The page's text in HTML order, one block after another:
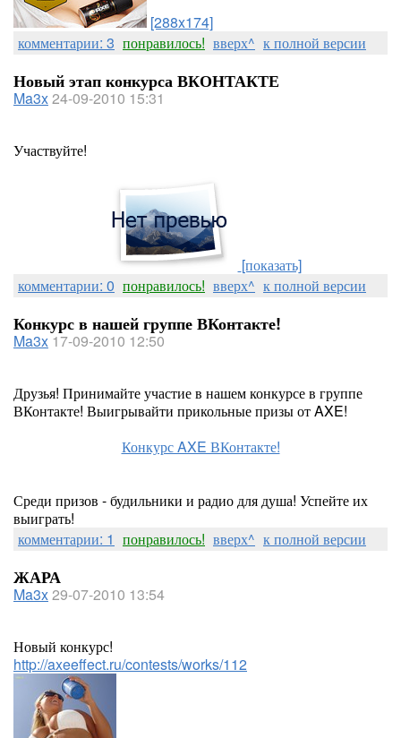
[288x174]
комментарии: 3 понравилось! вверх^ к полной версии
Новый этап конкурса ВКОНТАКТЕ
Ma3x24-09-2010 15:31
Участвуйте!
[показать]
комментарии: 0 понравилось! вверх^ к полной версии
Конкурс в нашей группе ВКонтакте!
Ma3x 17-09-2010 12:50
Друзья! Принимайте участие в нашем конкурсе в группе
ВКонтакте! Выигрывайти прикольные призы от AXE!
Конкурс AXE ВКонтакте!
Среди призов - будильники и радио для душа! Успейте их
выиграть!
комментарии: 1 понравилось! вверх^ к полной версии
ЖАРА
Ma3x29-07-2010 13:54
Новый конкурс!
http://axeeffect.ru/contests/works/112